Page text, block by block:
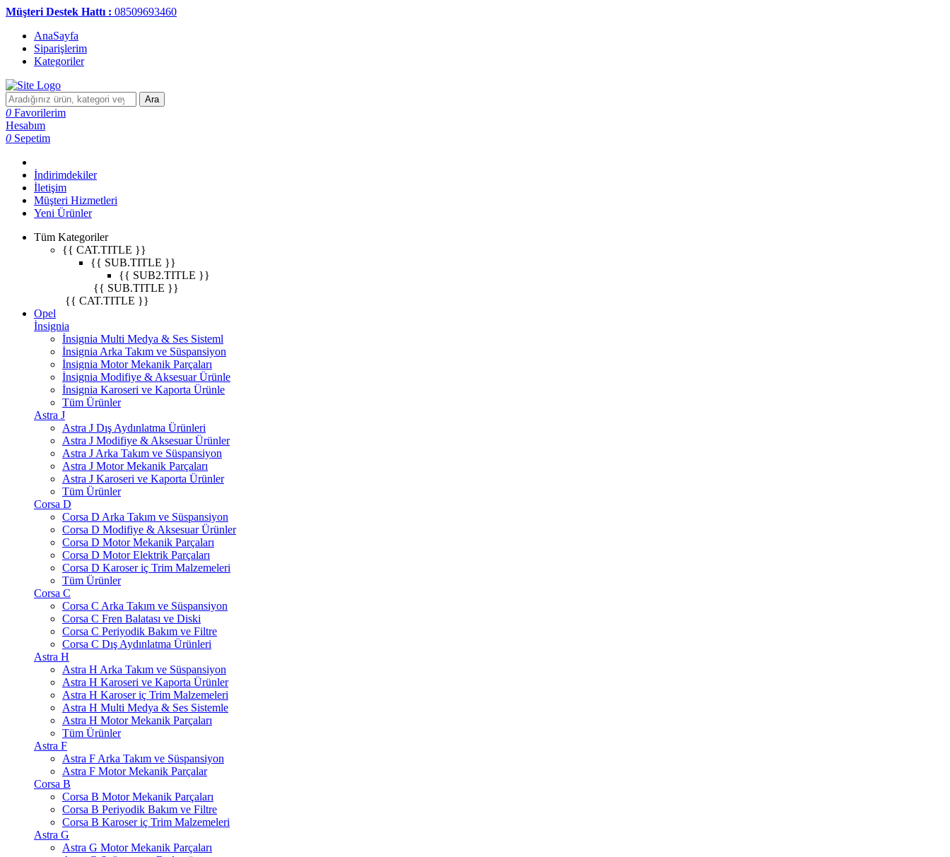
Müşteri Destek Hattı : 08509693460
AnaSayfa
Siparişlerim
Kategoriler
Ara
0 Favorilerim
Hesabım
0 Sepetim
İndirimdekiler
İletişim
Müşteri Hizmetleri
Yeni Ürünler
Tüm Kategoriler
{{ CAT.TITLE }}
{{ SUB.TITLE }}
{{ SUB2.TITLE }}
{{ SUB.TITLE }}
{{ CAT.TITLE }}
Opel
İnsignia
İnsignia Multi Medya & Ses Sisteml
İnsignia Arka Takım ve Süspansiyon
İnsignia Motor Mekanik Parçaları
İnsignia Modifiye & Aksesuar Ürünle
İnsignia Karoseri ve Kaporta Ürünle
Tüm Ürünler
Astra J
Astra J Dış Aydınlatma Ürünleri
Astra J Modifiye & Aksesuar Ürünler
Astra J Arka Takım ve Süspansiyon
Astra J Motor Mekanik Parçaları
Astra J Karoseri ve Kaporta Ürünler
Tüm Ürünler
Corsa D
Corsa D Arka Takım ve Süspansiyon
Corsa D Modifiye & Aksesuar Ürünler
Corsa D Motor Mekanik Parçaları
Corsa D Motor Elektrik Parçaları
Corsa D Karoser iç Trim Malzemeleri
Tüm Ürünler
Corsa C
Corsa C Arka Takım ve Süspansiyon
Corsa C Fren Balatası ve Diski
Corsa C Periyodik Bakım ve Filtre
Corsa C Dış Aydınlatma Ürünleri
Astra H
Astra H Arka Takım ve Süspansiyon
Astra H Karoseri ve Kaporta Ürünler
Astra H Karoser iç Trim Malzemeleri
Astra H Multi Medya & Ses Sistemle
Astra H Motor Mekanik Parçaları
Tüm Ürünler
Astra F
Astra F Arka Takım ve Süspansiyon
Astra F Motor Mekanik Parçalar
Corsa B
Corsa B Motor Mekanik Parçaları
Corsa B Periyodik Bakım ve Filtre
Corsa B Karoser iç Trim Malzemeleri
Astra G
Astra G Motor Mekanik Parçaları